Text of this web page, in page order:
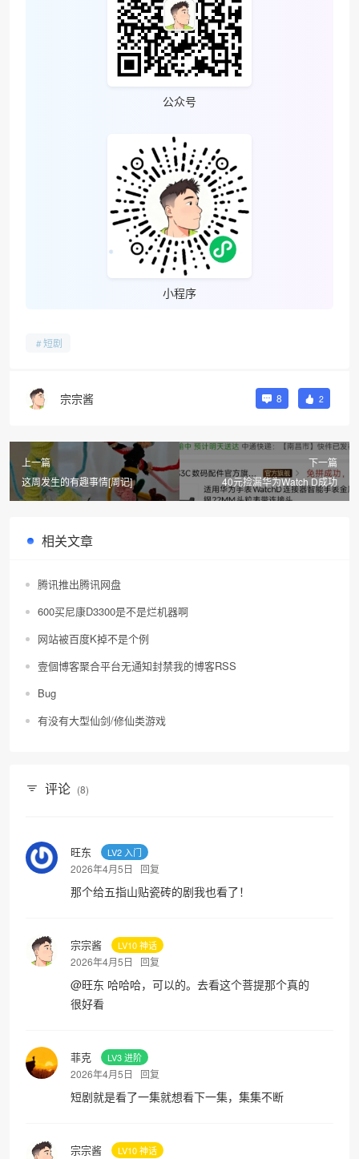
❅
公众号
小程序
短剧
宗宗酱 8 2
上一篇
这周发生的有趣事情[周记]
下一篇
40元捡漏华为Watch D成功
相关文章
腾讯推出腾讯网盘
600买尼康D3300是不是烂机器啊
网站被百度K掉不是个例
壹個博客聚合平台无通知封禁我的博客RSS
Bug
有没有大型仙剑/修仙类游戏
评论 (8)
旺东 LV2 入门
2026年4月5日 回复
那个给五指山贴瓷砖的剧我也看了！
宗宗酱 LV10 神话
2026年4月5日 回复
@旺东 哈哈哈，可以的。去看这个菩提那个真的
很好看
菲克 LV3 进阶
2026年4月5日 回复
短剧就是看了一集就想看下一集，集集不断
宗宗酱 LV10 神话